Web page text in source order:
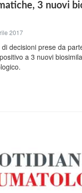
3 nuovi
2017
decisioni prese da
a 3 nuovi